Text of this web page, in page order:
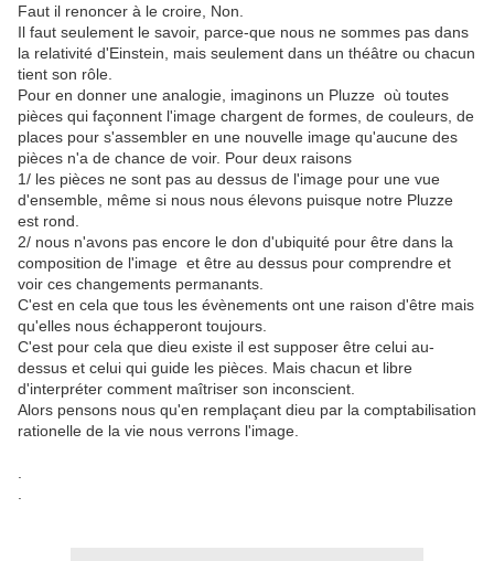
Faut il renoncer à le croire, Non.
Il faut seulement le savoir, parce-que nous ne sommes pas dans
la relativité d'Einstein, mais seulement dans un théâtre ou chacun
tient son rôle.
Pour en donner une analogie, imaginons un Pluzze où toutes
pièces qui façonnent l'image chargent de formes, de couleurs, de
places pour s'assembler en une nouvelle image qu'aucune des
pièces n'a de chance de voir. Pour deux raisons
1/ les pièces ne sont pas au dessus de l'image pour une vue
d'ensemble, même si nous nous élevons puisque notre Pluzze
est rond.
2/ nous n'avons pas encore le don d'ubiquité pour être dans la
composition de l'image et être au dessus pour comprendre et
voir ces changements permanants.
C'est en cela que tous les évènements ont une raison d'être mais
qu'elles nous échapperont toujours.
C'est pour cela que dieu existe il est supposer être celui au-
dessus et celui qui guide les pièces. Mais chacun et libre
d'interpréter comment maîtriser son inconscient.
Alors pensons nous qu'en remplaçant dieu par la comptabilisation
rationelle de la vie nous verrons l'image.